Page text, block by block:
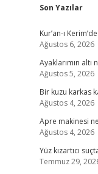
Son Yazılar
Kur’an-ı
Ağustos 6, 2026
Ayaklarımın altı
Ağustos 5, 2026
Bir kuzu karkas
Ağustos 4, 2026
Apre makinesi
Ağustos 4, 2026
Yüz kızartıcı
Temmuz 29,